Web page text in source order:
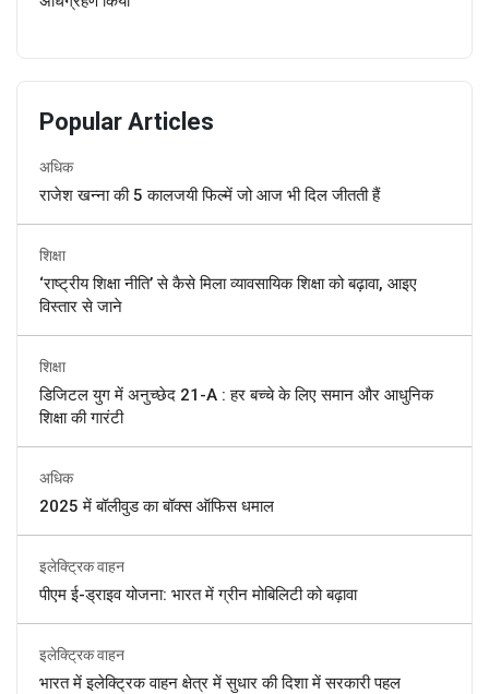
Popular Articles
अधिक
राजेश खन्ना की 5 कालजयी फिल्में जो आज भी दिल जीतती हैं
शिक्षा
‘राष्ट्रीय शिक्षा नीति’ से कैसे मिला व्यावसायिक शिक्षा को बढ़ावा, आइए
विस्तार से जाने
शिक्षा
डिजिटल युग में अनुच्छेद 21-A : हर बच्चे के लिए समान और आधुनिक
शिक्षा की गारंटी
अधिक
2025 में बॉलीवुड का बॉक्स ऑफिस धमाल
इलेक्ट्रिक वाहन
पीएम ई-ड्राइव योजना: भारत में ग्रीन मोबिलिटी को बढ़ावा
इलेक्ट्रिक वाहन
भारत में इलेक्ट्रिक वाहन क्षेत्र में सुधार की दिशा में सरकारी पहल